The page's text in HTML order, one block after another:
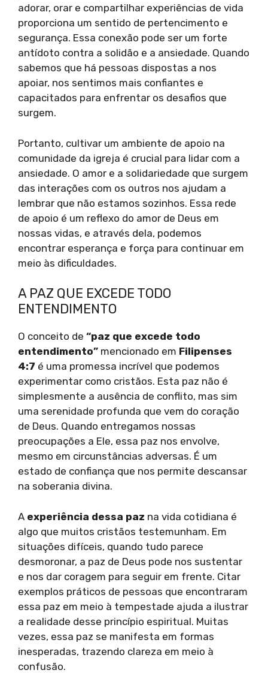
adorar, orar e compartilhar experiências de vida
proporciona um sentido de pertencimento e
segurança. Essa conexão pode ser um forte
antídoto contra a solidão e a ansiedade. Quando
sabemos que há pessoas dispostas a nos
apoiar, nos sentimos mais confiantes e
capacitados para enfrentar os desafios que
surgem.
Portanto, cultivar um ambiente de apoio na
comunidade da igreja é crucial para lidar com a
ansiedade. O amor e a solidariedade que surgem
das interações com os outros nos ajudam a
lembrar que não estamos sozinhos. Essa rede
de apoio é um reflexo do amor de Deus em
nossas vidas, e através dela, podemos
encontrar esperança e força para continuar em
meio às dificuldades.
A PAZ QUE EXCEDE TODO
ENTENDIMENTO
O conceito de “paz que excede todo
entendimento” mencionado em Filipenses
4:7 é uma promessa incrível que podemos
experimentar como cristãos. Esta paz não é
simplesmente a ausência de conflito, mas sim
uma serenidade profunda que vem do coração
de Deus. Quando entregamos nossas
preocupações a Ele, essa paz nos envolve,
mesmo em circunstâncias adversas. É um
estado de confiança que nos permite descansar
na soberania divina.
A experiência dessa paz na vida cotidiana é
algo que muitos cristãos testemunham. Em
situações difíceis, quando tudo parece
desmoronar, a paz de Deus pode nos sustentar
e nos dar coragem para seguir em frente. Citar
exemplos práticos de pessoas que encontraram
essa paz em meio à tempestade ajuda a ilustrar
a realidade desse princípio espiritual. Muitas
vezes, essa paz se manifesta em formas
inesperadas, trazendo clareza em meio à
confusão.